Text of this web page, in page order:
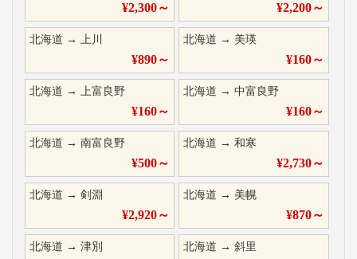
¥2,300～ ¥2,200～
北海道 → 上川
¥890～
北海道 → 美瑛
¥160～
北海道 → 上富良野
¥160～
北海道 →中富良野
¥160～
北海道 → 南富良野
¥500～
北海道 →和寒
¥2,730～
北海道 → 剣淵
¥2,920～
北海道 → 美幌
¥870～
北海道 → 津別 北海道 →斜里